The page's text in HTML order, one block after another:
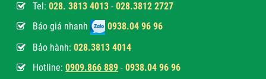
Tel: 028. 3813 4013 - 028.3812 2727
Báo giá nhanh
0938.04 96 96
Bảo hành: 028.3813 4014
Hotline: 0909.866 889 - 0938.04 96 96